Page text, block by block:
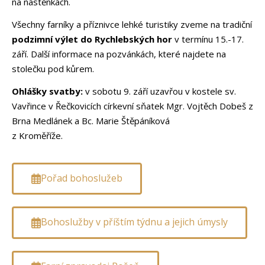
Všechny farníky a příznivce lehké turistiky zveme na tradiční
podzimní výlet do Rychlebských hor v termínu 15.-17.
září. Další informace na pozvánkách, které najdete na
stolečku pod kůrem.
Ohlášky svatby: v sobotu 9. září uzavřou v kostele sv.
Vavřince v Řečkovicích církevní sňatek Mgr. Vojtěch Dobeš z
Brna Medlánek a Bc. Marie Štěpáníková
z Kroměříže.
Pořad bohoslužeb
Bohoslužby v příštím týdnu a jejich úmysly